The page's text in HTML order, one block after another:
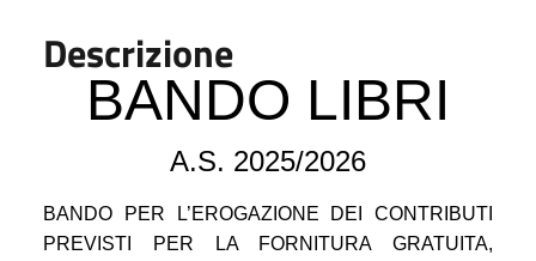
Descrizione
BANDO LIBRI
A.S. 2025/2026
BANDO PER L’EROGAZIONE DEI CONTRIBUTI
PREVISTI PER LA FORNITURA GRATUITA,